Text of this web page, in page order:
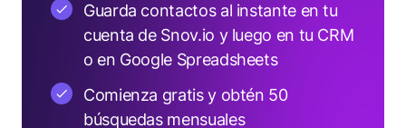
Guarda contactos al instante en tu
cuenta de Snov.io y luego en tu CRM
o en Google Spreadsheets
Comienza gratis y obtén 50
búsquedas mensuales